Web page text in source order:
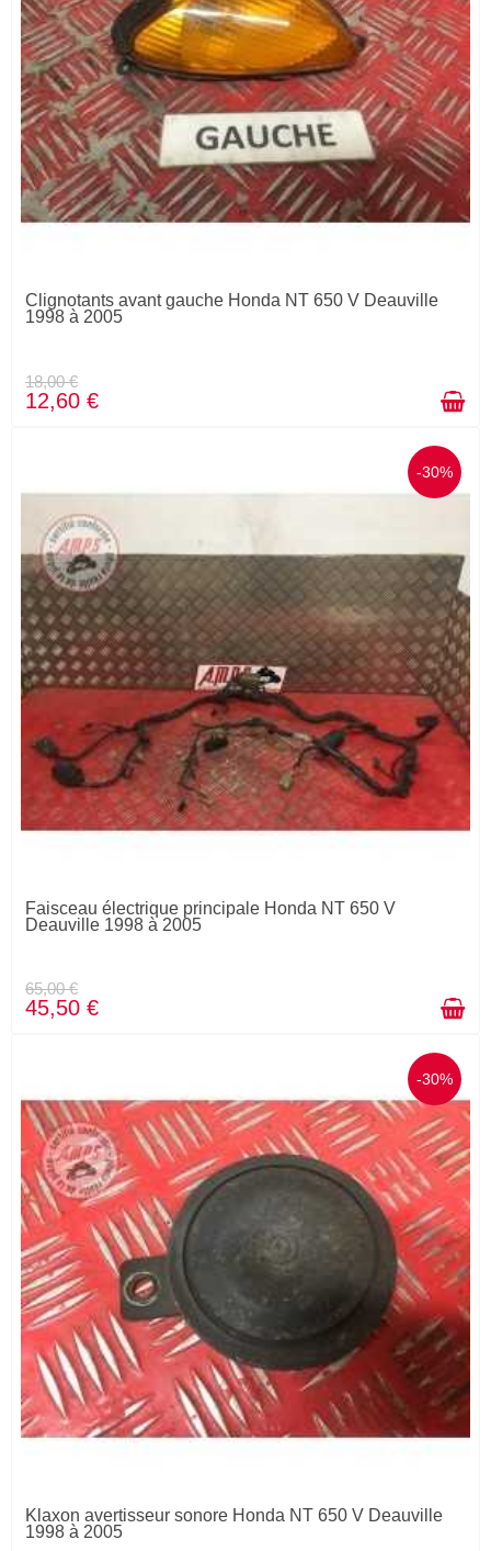
Clignotants avant gauche Honda NT 650 V Deauville
1998 à 2005
18,00 €
12,60 €
-30%
Faisceau électrique principale Honda NT 650 V
Deauville 1998 à 2005
65,00 €
45,50 €
-30%
Klaxon avertisseur sonore Honda NT 650 V Deauville
1998 à 2005